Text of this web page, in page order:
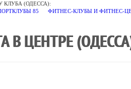
КЛУБА (ОДЕССА):
85 ФИТНЕС-КЛУБЫ И ФИТНЕС-
В ЦЕНТРЕ